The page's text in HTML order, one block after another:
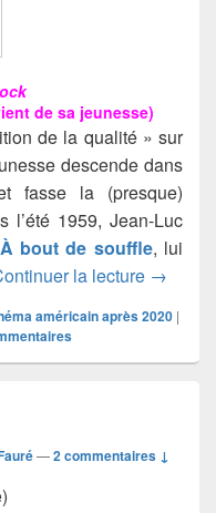
de sa jeunesse)
de la qualité » sur
descende dans
fasse la (presque)
l’été 1959, Jean-Luc
À bout de souffle, lui
la lecture →
américain après 2020 |
—2 commentaires ↓